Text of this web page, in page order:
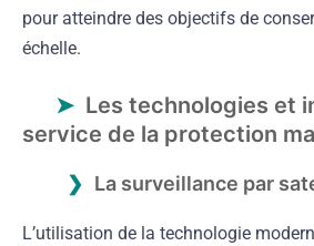
pour atteindre des objectifs de
échelle.
Les technologies et
service de la protection
La surveillance par
L’utilisation de la technologie